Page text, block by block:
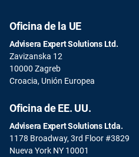
Oficina de la UE
Advisera Expert Solutions Ltd.
Zavizanska 12
10000 Zagreb
Croacia, Unión Europea
Oficina de EE. UU.
Advisera Expert Solutions Ltda.
1178 Broadway, 3rd Floor #3829
Nueva York NY 10001